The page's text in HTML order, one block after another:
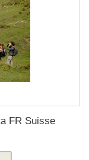
FR Suisse